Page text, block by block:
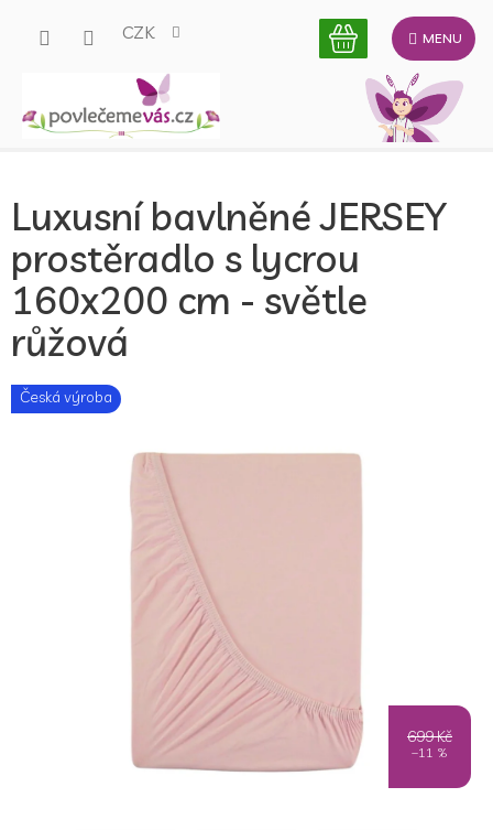
CZK
Luxusní bavlněné JERSEY
prostěradlo s lycrou
160x200 cm - světle
růžová
Česká výroba
699 Kč
–11 %